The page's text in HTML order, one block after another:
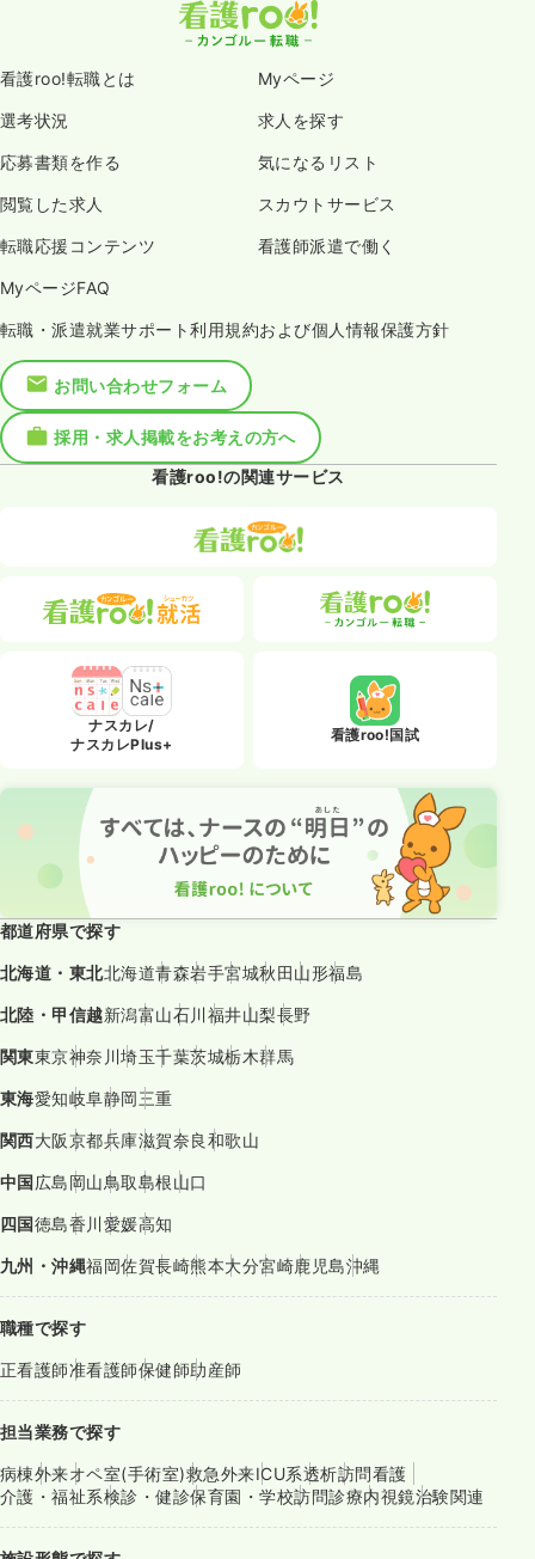
看護roo!転職とは Myページ
選考状況 求人を探す
応募書類を作る 気になるリスト
閲覧した求人 スカウトサービス
転職応援コンテンツ 看護師派遣で働く
MyページFAQ
転職・派遣就業サポート利用規約および個人情報保護方針
お問い合わせフォーム
採用・求人掲載をお考えの方へ
看護roo!の関連サービス
ナスカレ/
ナスカレPlus+
看護roo!国試
都道府県で探す
北海道・東北北海道青森岩手宮城秋田山形福島
北陸・甲信越新潟富山石川福井山梨長野
関東東京神奈川埼玉千葉茨城栃木群馬
東海愛知岐阜静岡三重
関西大阪京都兵庫滋賀奈良和歌山
中国広島岡山鳥取島根山口
四国徳島香川愛媛高知
九州・沖縄福岡佐賀長崎熊本大分宮崎鹿児島沖縄
職種で探す
正看護師准看護師保健師助産師
担当業務で探す
病棟外来オペ室(手術室)救急外来ICU系透析訪問看護
介護・福祉系検診・健診保育園・学校訪問診療内視鏡治験関連